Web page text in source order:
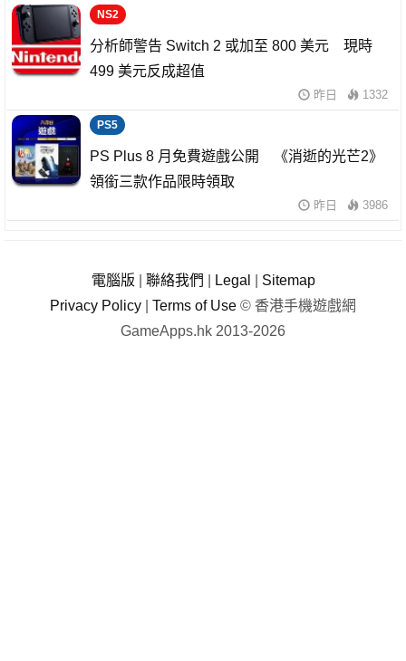
NS2
分析師警告 Switch 2 或加至 800 美元 現時
499 美元反成超值
昨日 1332
PS5
PS Plus 8 月免費遊戲公開 《消逝的光芒2》
領銜三款作品限時領取
昨日 3986
電腦版 聯絡我們 Legal
Sitemap
Privacy Policy
Terms of Use © 香港手機遊戲網
GameApps.hk 2013-2026